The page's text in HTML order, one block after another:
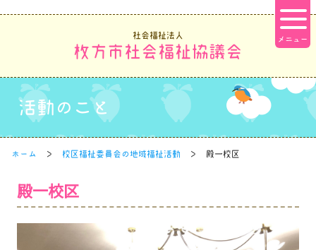
社会福祉法人
枚方市社会福祉協議会
活動のこと
ホーム 校区福祉委員会の地域福祉活動 殿一校区
殿一校区